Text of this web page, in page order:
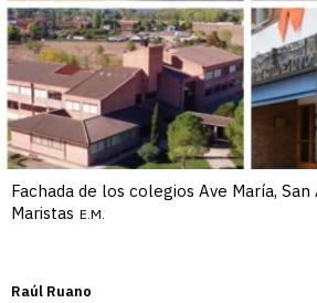
Fachada de los colegios Ave María,
Maristas E.M.
Raúl Ruano